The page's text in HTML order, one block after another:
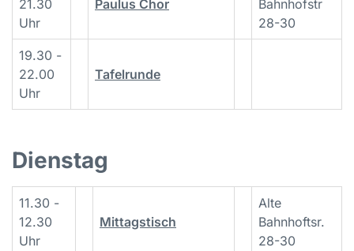
21.30
Uhr
Paulus Chor
Bahnhofstr
28-30
19.30 -
22.00
Uhr
Tafelrunde
Dienstag
11.30 -
12.30
Uhr
Mittagstisch
Alte
Bahnhoftsr.
28-30